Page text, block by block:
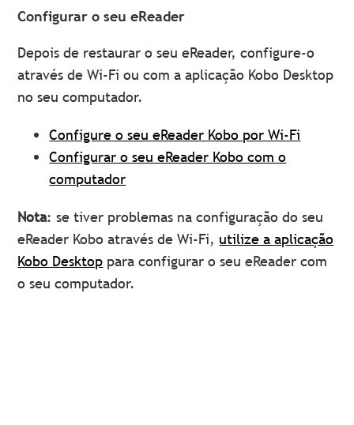
Configurar o seu eReader
Depois de restaurar o seu eReader, configure-o
através de Wi-Fi ou com a aplicação Kobo Desktop
no seu computador.
Configure o seu eReader Kobo por Wi-Fi
Configurar o seu eReader Kobo com o
computador
Nota: se tiver problemas na configuração do seu
eReader Kobo através de Wi-Fi, utilize a aplicação
Kobo Desktop para configurar o seu eReader com
o seu computador.